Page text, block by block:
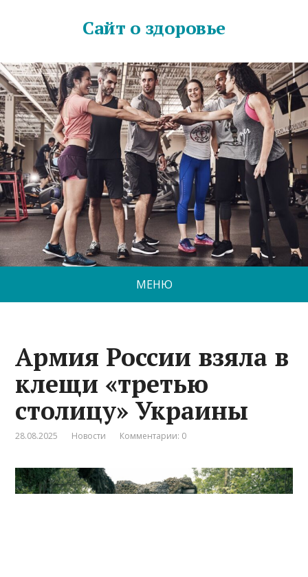
Сайт о здоровье
МЕНЮ
Армия России взяла в
клещи «третью
столицу» Украины
28.08.2025 Новости Комментарии: 0